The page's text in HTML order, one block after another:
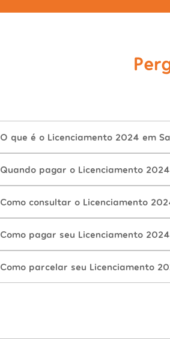
O que é o Licenciamento 2024 em
Quando pagar o Licenciamento
Como consultar o Licenciamento
Como pagar seu Licenciamento
Como parcelar seu Licenciamento